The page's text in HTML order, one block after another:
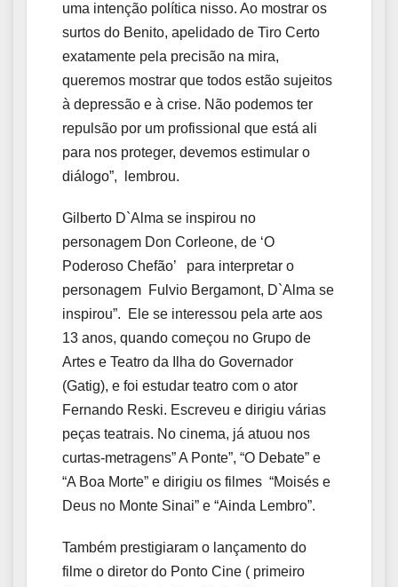
uma intenção política nisso. Ao mostrar os
surtos do Benito, apelidado de Tiro Certo
exatamente pela precisão na mira,
queremos mostrar que todos estão sujeitos
à depressão e à crise. Não podemos ter
repulsão por um profissional que está ali
para nos proteger, devemos estimular o
diálogo”, lembrou.
Gilberto D`Alma se inspirou no
personagem Don Corleone, de ‘O
Poderoso Chefão’ para interpretar o
personagem Fulvio Bergamont, D`Alma se
inspirou”. Ele se interessou pela arte aos
13 anos, quando começou no Grupo de
Artes e Teatro da Ilha do Governador
(Gatig), e foi estudar teatro com o ator
Fernando Reski. Escreveu e dirigiu várias
peças teatrais. No cinema, já atuou nos
curtas-metragens” A Ponte”, “O Debate” e
“A Boa Morte” e dirigiu os filmes “Moisés e
Deus no Monte Sinai” e “Ainda Lembro”.
Também prestigiaram o lançamento do
filme o diretor do Ponto Cine ( primeiro